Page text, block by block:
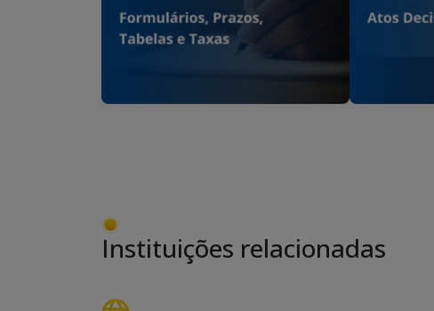
Instituições relacionadas